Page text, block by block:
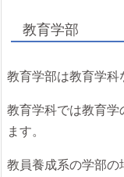
教育学部
教育学部は教育学科
教育学科では教育
ます。
教員養成系の学部の